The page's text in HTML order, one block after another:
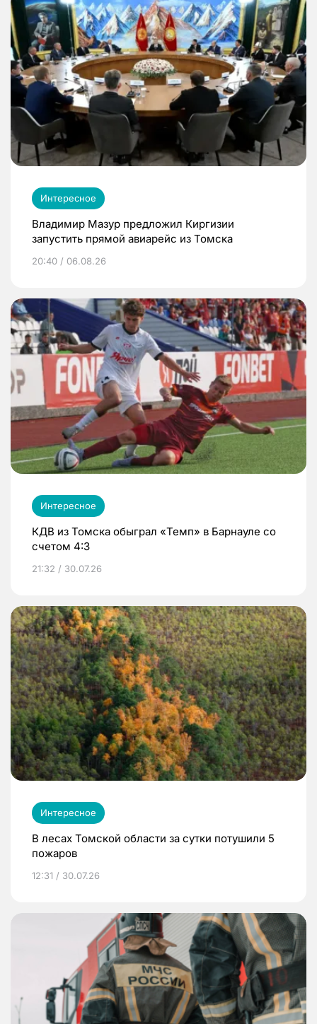
Интересное
Владимир Мазур предложил Киргизии
запустить прямой авиарейс из Томска
20:40 / 06.08.26
Интересное
КДВ из Томска обыграл «Темп» в Барнауле со
счетом 4:3
21:32 / 30.07.26
Интересное
В лесах Томской области за сутки потушили 5
пожаров
12:31 / 30.07.26